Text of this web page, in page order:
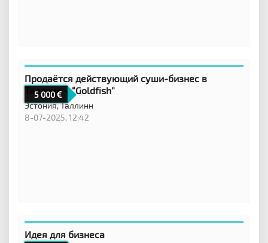
5 000
Продаётся действующий суши-бизнес в
Таллине – “Goldfish”
Эстония,Таллинн
8-07-2025, 12:42
Идея для бизнеса